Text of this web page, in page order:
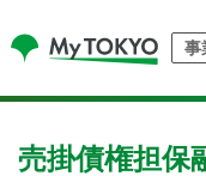
事
売掛債権担保